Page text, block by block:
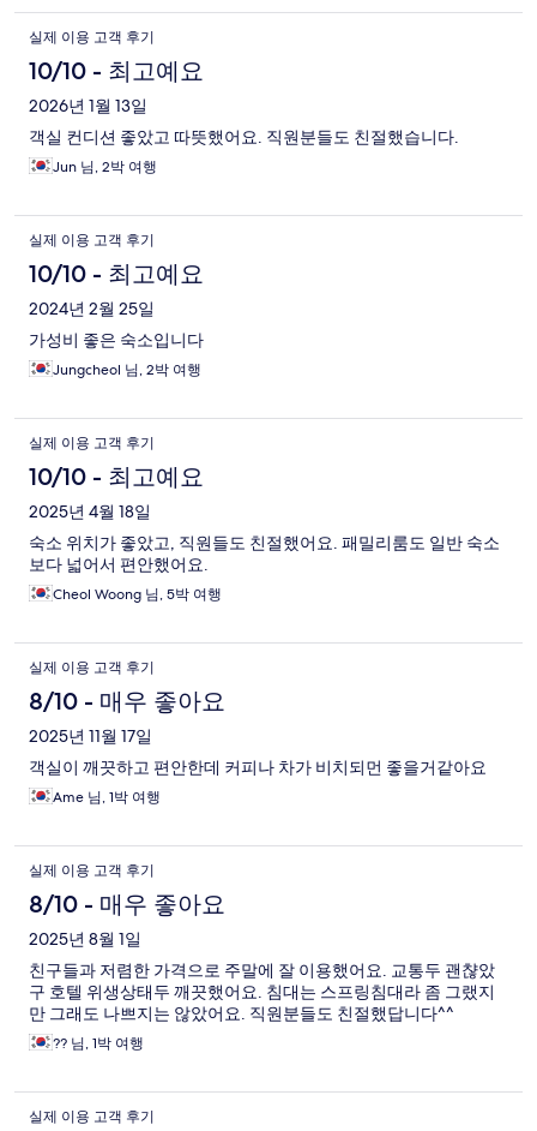
실제 이용 고객 후기
10/10 - 최고예요
2026년 1월 13일
객실 컨디션 좋았고 따뜻했어요. 직원분들도 친절했습니다.
Jun 님, 2박 여행
실제 이용 고객 후기
10/10 - 최고예요
2024년 2월 25일
가성비 좋은 숙소입니다
Jungcheol 님, 2박 여행
실제 이용 고객 후기
10/10 - 최고예요
2025년 4월 18일
숙소 위치가 좋았고, 직원들도 친절했어요. 패밀리룸도 일반 숙소
보다 넓어서 편안했어요.
Cheol Woong 님, 5박 여행
실제 이용 고객 후기
8/10 - 매우 좋아요
2025년 11월 17일
객실이 깨끗하고 편안한데 커피나 차가 비치되먼 좋을거같아요
Ame 님, 1박 여행
실제 이용 고객 후기
8/10 - 매우 좋아요
2025년 8월 1일
친구들과 저렴한 가격으로 주말에 잘 이용했어요. 교통두 괜챦았
구 호텔 위생상태두 깨끗했어요. 침대는 스프링침대라 좀 그랬지
만 그래도 나쁘지는 않았어요. 직원분들도 친절했답니다^^
?? 님, 1박 여행
실제 이용 고객 후기